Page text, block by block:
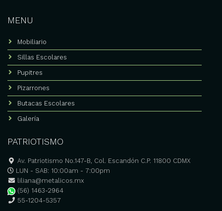
Sillas escolares
Mobiliario preescolar
Mobiliario colegios
Sillas y mesas para
preescolar
Fabricante de pupitres
escolares
Pupitres para colegios
Equipar aulas universitarias
México
MENU
Mobiliario
Sillas Escolares
Pupitres
Pizarrones
Butacas Escolares
Galería
PATRIOTISMO
Av. Patriotismo No.147-B, Col. Escandón C.P. 11800 CDMX
LUN - SAB: 10:00am - 7:00pm
liliana@metalicos.mx
(56) 1463-2964
55-1204-5357